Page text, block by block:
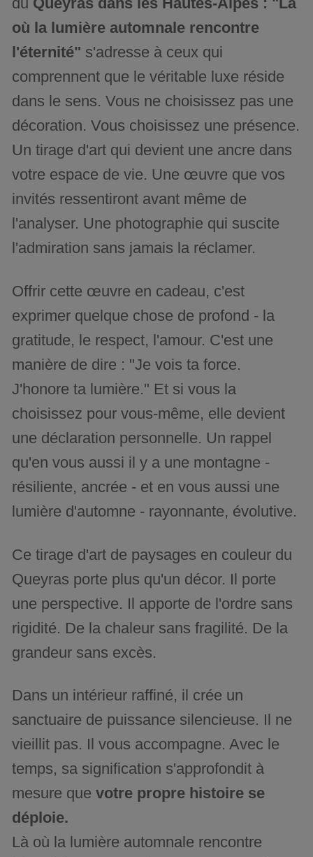
où la lumière automnale rencontre
l'éternité" s'adresse à ceux qui
comprennent que le véritable luxe réside
dans le sens. Vous ne choisissez pas une
décoration. Vous choisissez une présence.
Un tirage d'art qui devient une ancre dans
votre espace de vie. Une œuvre que vos
invités ressentiront avant même de
l'analyser. Une photographie qui suscite
l'admiration sans jamais la réclamer.
Offrir cette œuvre en cadeau, c'est
exprimer quelque chose de profond - la
gratitude, le respect, l'amour. C'est une
manière de dire : "Je vois ta force.
J'honore ta lumière." Et si vous la
choisissez pour vous-même, elle devient
une déclaration personnelle. Un rappel
qu'en vous aussi il y a une montagne -
résiliente, ancrée - et en vous aussi une
lumière d'automne - rayonnante, évolutive.
Ce tirage d'art de paysages en couleur du
Queyras porte plus qu'un décor. Il porte
une perspective. Il apporte de l'ordre sans
rigidité. De la chaleur sans fragilité. De la
grandeur sans excès.
Dans un intérieur raffiné, il crée un
sanctuaire de puissance silencieuse. Il ne
vieillit pas. Il vous accompagne. Avec le
temps, sa signification s'approfondit à
mesure quevotre propre histoire se
déploie.
Là où la lumière automnale rencontre